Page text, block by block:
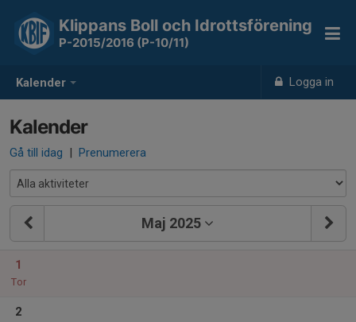
Kalender Logga in
Klippans Boll och Idrottsförening
P-2015/2016 (P-10/11)
Kalender
Gå till idag | Prenumerera
Maj 2025
1
Tor
2